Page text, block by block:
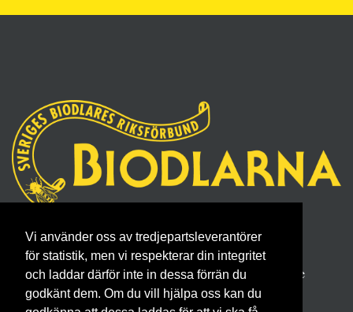
Vi använder oss av tredjepartsleverantörer
för statistik, men vi respekterar din integritet
och laddar därför inte in dessa förrän du
godkänt dem. Om du vill hjälpa oss kan du
Sveriges Biodlares Riksförbund
Borgmästaregatan 26, 596 34 Skänninge
Telefon 0142- 48 20 00, E-post: info@biodlarna.se
Köpvillkor för medlemskap